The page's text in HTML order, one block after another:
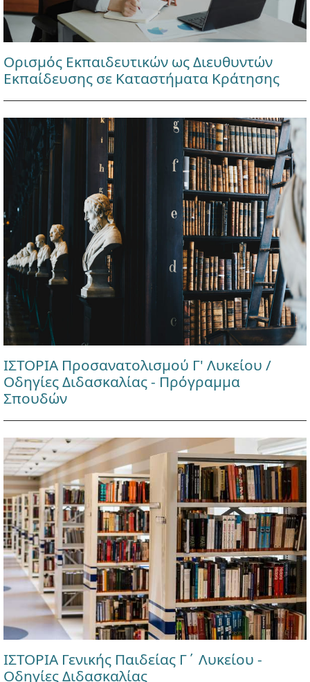
Ορισμός Εκπαιδευτικών ως Διευθυντών
Εκπαίδευσης σε Καταστήματα Κράτησης
ΙΣΤΟΡΙΑ Προσανατολισμού Γ' Λυκείου /
Οδηγίες Διδασκαλίας - Πρόγραμμα
Σπουδών
ΙΣΤΟΡΙΑ Γενικής Παιδείας Γ΄ Λυκείου -
Οδηγίες Διδασκαλίας